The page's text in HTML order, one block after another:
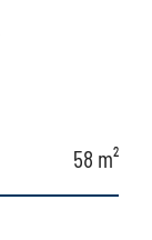
58 m²